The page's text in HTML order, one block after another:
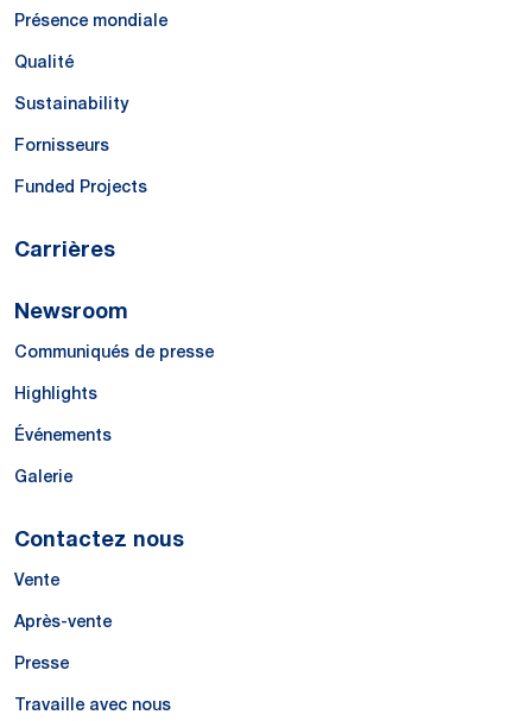
Présence mondiale
Qualité
Sustainability
Fornisseurs
Funded Projects
Carrières
Newsroom
Communiqués de presse
Highlights
Événements
Galerie
Contactez nous
Vente
Après-vente
Presse
Travaille avec nous